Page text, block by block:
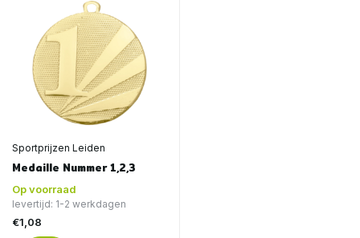
Sportprijzen Leiden
Medaille Nummer 1,2,3
Op voorraad
levertijd: 1-2 werkdagen
€1,08